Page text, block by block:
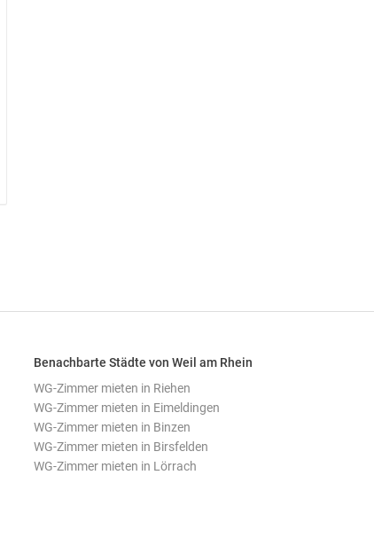
Benachbarte Städte von Weil am Rhein
WG-Zimmer mieten in Riehen
WG-Zimmer mieten in Eimeldingen
WG-Zimmer mieten in Binzen
WG-Zimmer mieten in Birsfelden
WG-Zimmer mieten in Lörrach